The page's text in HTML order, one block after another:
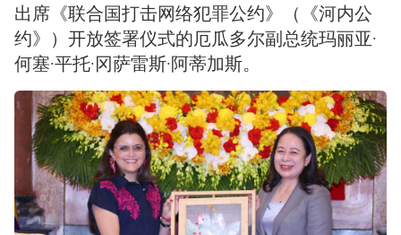
出席《联合国打击网络犯罪公约》（《河内公
约》）开放签署仪式的厄瓜多尔副总统玛丽亚·
何塞·平托·冈萨雷斯·阿蒂加斯。